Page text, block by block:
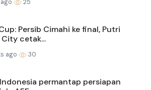
Persib Cimahi ke final, Putri
cetak...
ago 30
permantap persiapan